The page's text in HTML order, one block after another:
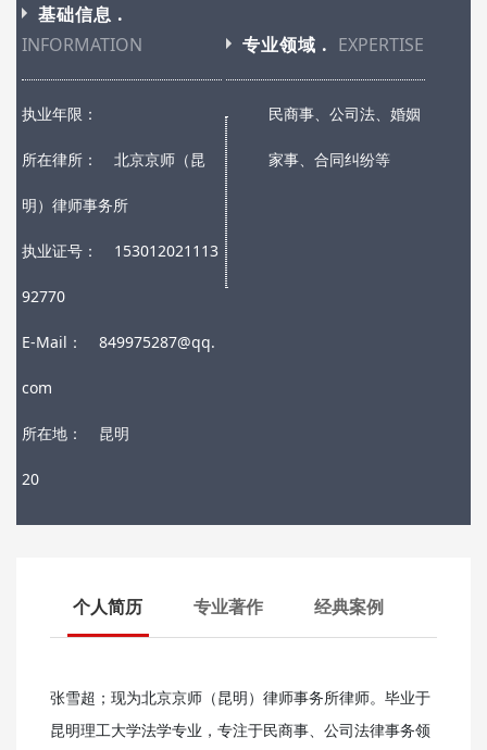
基础信息 .
INFORMATION
专业领域 . EXPERTISE
执业年限：
所在律所： 北京京师（昆
明）律师事务所
执业证号： 153012021113
92770
E-Mail： 849975287@qq.
com
所在地： 昆明
20
民商事、公司法、婚姻
家事、合同纠纷等
个人简历 专业著作 经典案例
张雪超；现为北京京师（昆明）律师事务所律师。毕业于
昆明理工大学法学专业，专注于民商事、公司法律事务领